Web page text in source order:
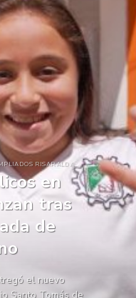
RISARALDA
en
tras
de
el nuevo
Santo Tomás de